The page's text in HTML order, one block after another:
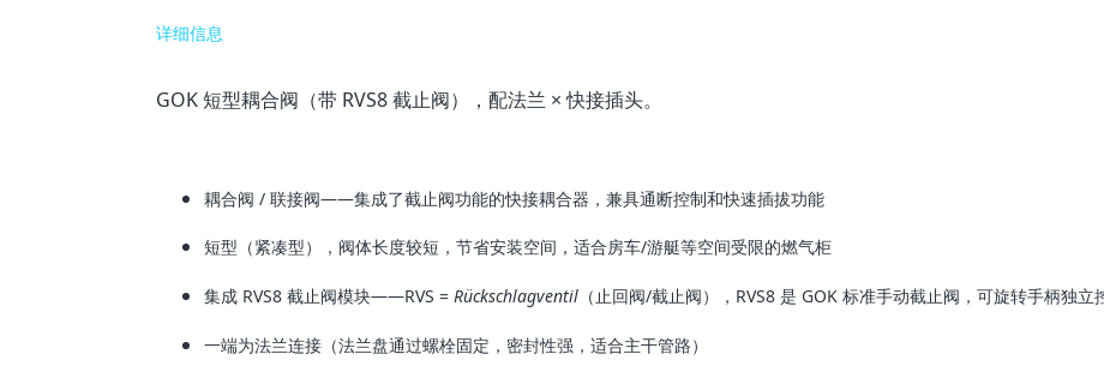
详细信息
GOK 短型耦合阀（带 RVS8 截止阀），配法兰 × 快接插头。
耦合阀 / 联接阀——集成了截止阀功能的快接耦合器，兼具通断控制和快速插拔功能
短型（紧凑型），阀体长度较短，节省安装空间，适合房车/游艇等空间受限的燃气柜
集成 RVS8 截止阀模块——RVS =Rückschlagventil （止回阀/截止阀），RVS8 是 GOK 标准手动截止阀，可旋转手柄独
一端为法兰连接（法兰盘通过螺栓固定，密封性强，适合主干管路）